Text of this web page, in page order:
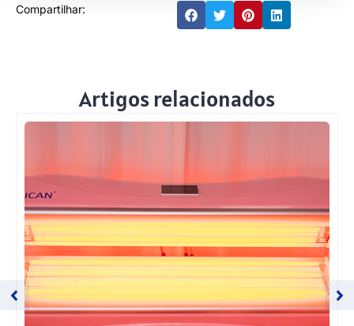
Compartilhar:
Artigos relacionados